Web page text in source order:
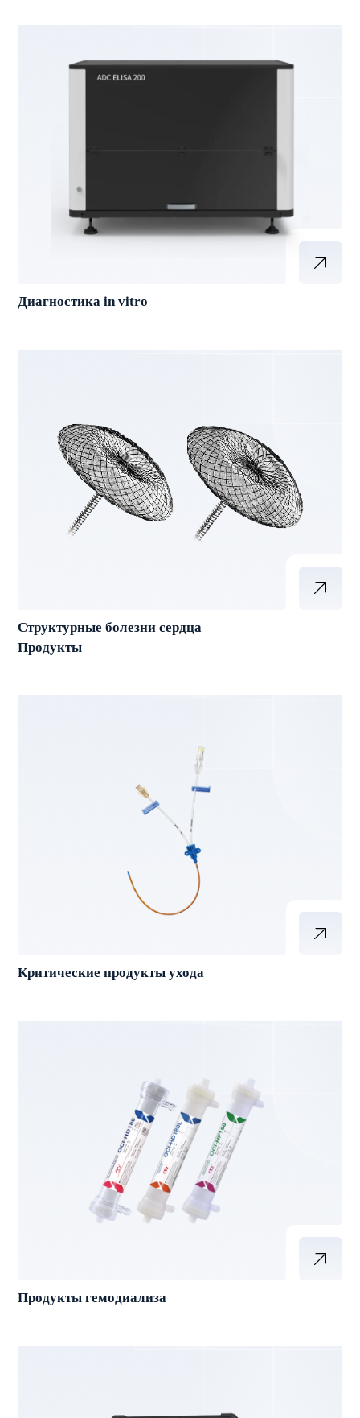
Диагностика in vitro
Структурные болезни сердца
Продукты
Критические продукты ухода
Продукты гемодиализа